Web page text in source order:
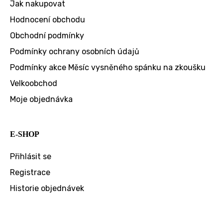
Jak nakupovat
Hodnocení obchodu
Obchodní podmínky
Podmínky ochrany osobních údajů
Podmínky akce Měsíc vysněného spánku na zkoušku
Velkoobchod
Moje objednávka
E-SHOP
Přihlásit se
Registrace
Historie objednávek